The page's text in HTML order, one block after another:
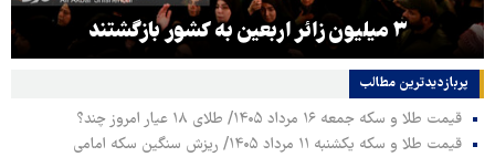
۳ میلیون زائر اربعین به کشور بازگشتند
پربازدیدترین‌ مطالب
قیمت طلا و سکه جمعه ۱۶ مرداد ۱۴۰۵/ طلای ۱۸ عیار امروز چند؟
قیمت طلا و سکه یکشنبه ۱۱ مرداد ۱۴۰۵/ ریزش سنگین سکه امامی